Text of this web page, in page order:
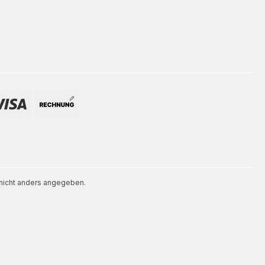
anders angegeben.